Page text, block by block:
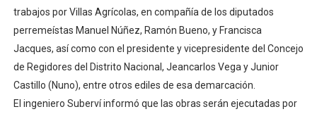
trabajos por Villas Agrícolas, en compañía de los diputados
perremeístas Manuel Núñez, Ramón Bueno, y Francisca
Jacques, así como con el presidente y vicepresidente del Concejo
de Regidores del Distrito Nacional, Jeancarlos Vega y Junior
Castillo (Nuno), entre otros ediles de esa demarcación.
El ingeniero Suberví informó que las obras serán ejecutadas por